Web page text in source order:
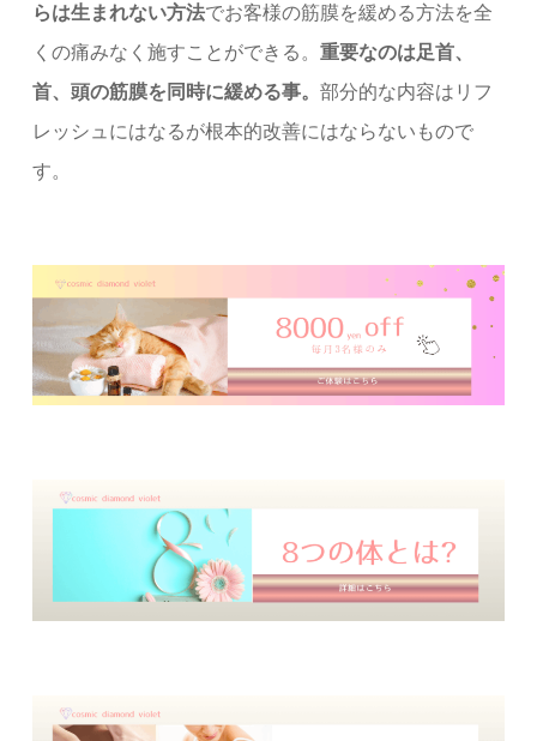
らは生まれない方法でお客様の筋膜を緩める方法を全
くの痛みなく施すことができる。重要なのは足首、
首、頭の筋膜を同時に緩める事。部分的な内容はリフ
レッシュにはなるが根本的改善にはならないもので
す。